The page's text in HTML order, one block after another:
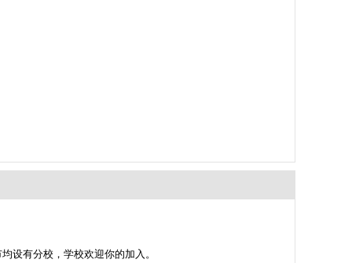
设有分校，学校欢迎你的加入。